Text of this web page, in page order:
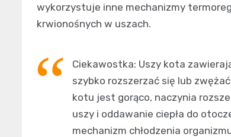
wykorzystuje inne mechanizmy
krwionośnych w uszach.
Ciekawostka: Uszy kota
szybko rozszerzać się lub
kotu jest gorąco, naczynia
uszy i oddawanie ciepła do
mechanizm chłodzenia